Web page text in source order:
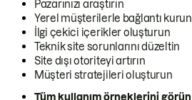
Pazarınızı araştırın
Yerel müşterilerle bağlantı kurun
İlgi çekici içerikler oluşturun
Teknik site sorunlarını düzeltin
Site dışı otoriteyi artırın
Müşteri stratejileri oluşturun
Tüm kullanım örneklerini görün